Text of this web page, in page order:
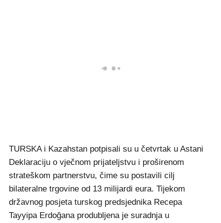
TURSKA i Kazahstan potpisali su u četvrtak u Astani
Deklaraciju o vječnom prijateljstvu i proširenom
strateškom partnerstvu, čime su postavili cilj
bilateralne trgovine od 13 milijardi eura. Tijekom
državnog posjeta turskog predsjednika Recepa
Tayyipa Erdoğana produbljena je suradnja u